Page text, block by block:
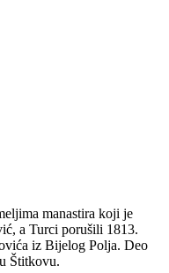
manastira koji je
a Turci porušili 1813.
iz Bijelog Polja. Deo
Štitkovu.